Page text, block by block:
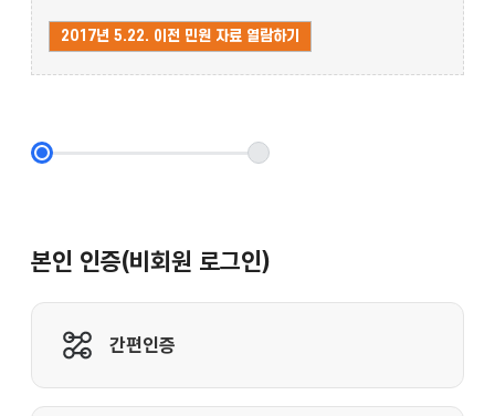
2017년 5.22. 이전 민원 자료 열람하기